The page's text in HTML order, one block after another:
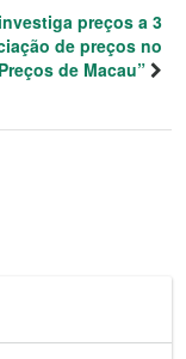
preços a 3
de preços no
de Macau”